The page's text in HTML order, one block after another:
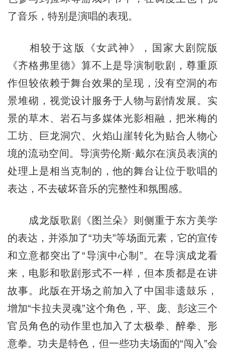
了音乐，特别是演唱的表现。
相较于这版《女武神》，国家大剧院版
《齐格弗里德》算不上是导演制歌剧，尊重原
作但较依赖于舞台效果的呈现，没有空洞的布
景堆砌，视觉设计服务于人物与剧情发展。实
景的草木、岩石与多媒体光影相融，把米梅的
工坊、巨龙洞穴、火焰山崖转化为贴合人物心
境的流动空间。导演劳伦斯·戴尔在演员表演的
处理上是相当克制的，他的舞台让位于歌唱的
表达，不去破坏音乐的完整性和氛围感。
成龙版歌剧《图兰朵》则侧重于东方美学
的表达，并添加了“功夫”等场面元素，它的宣传
和立意都突出了“导演中心制”。在导演成龙看
来，电影和歌剧形式不一样，但本质都是在讲
故事。此版在开场之前加入了中国非遗鼓乐，
增加“卡拉夫灵魂”这个角色，平、庞、彭这三个
官员角色的动作里也加入了太极拳、醉拳、形
意拳。功夫是特色，但一些功夫场面的“闯入”会